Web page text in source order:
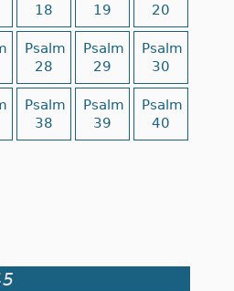
18
19
20
Psalm
28
Psalm
29
Psalm
30
Psalm
38
Psalm
39
Psalm
40